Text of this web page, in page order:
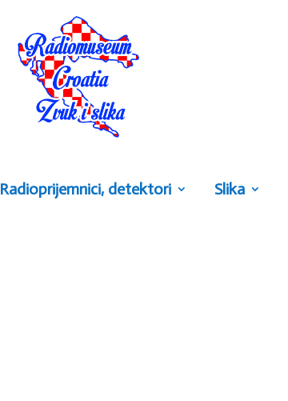
Radioprijemnici, detektori Slika